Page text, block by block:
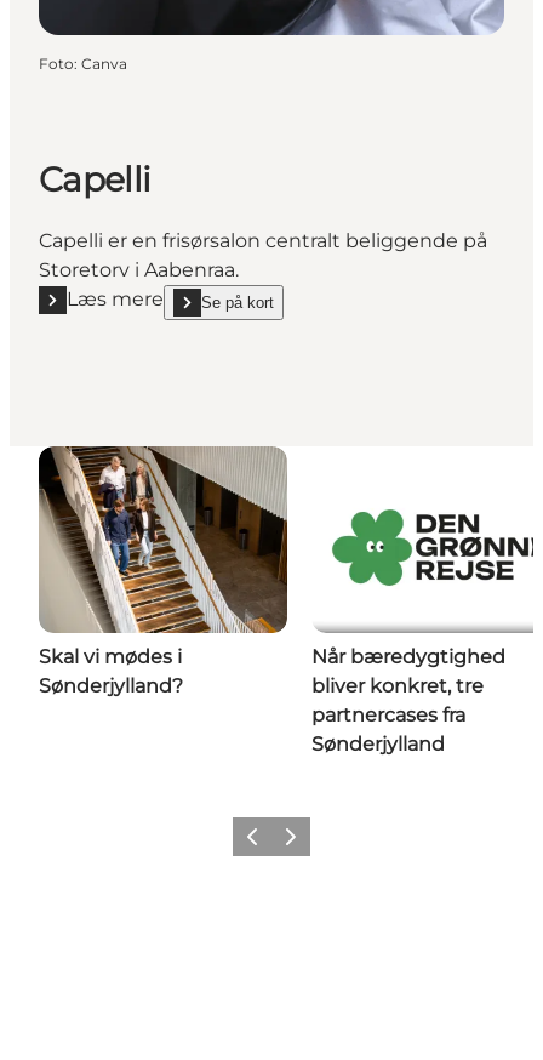
Foto: Canva
Capelli
Capelli er en frisørsalon centralt beliggende på
Storetorv i Aabenraa.
Læs mere
Læs mere "Capelli"Se på kort
show Capelli on_map
Skal vi mødes i
Sønderjylland?
Når bæredygtighed
bliver konkret, tre
partnercases fra
Sønderjylland
ForrigeNæste